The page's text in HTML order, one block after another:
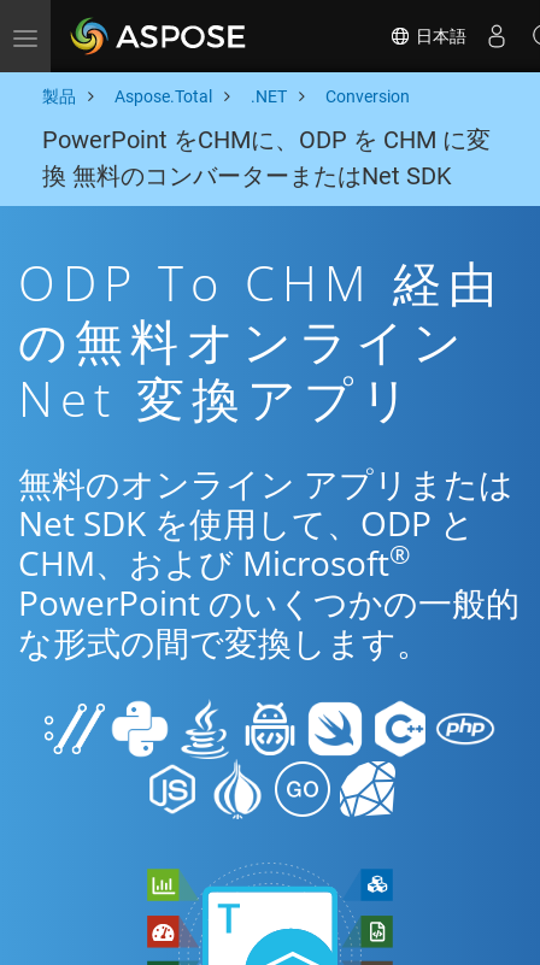
Toggle navigation 日本語
製品 Aspose.Total .NET Conversion
PowerPoint をCHMに、ODP を CHM に変
換 無料のコンバーターまたはNet SDK
ODP To CHM 経由
の無料オンライン
Net 変換アプリ
無料のオンライン アプリまたは
Net SDK を使用して、ODP と
CHM、および Microsoft®
PowerPoint のいくつかの一般的
な形式の間で変換します。